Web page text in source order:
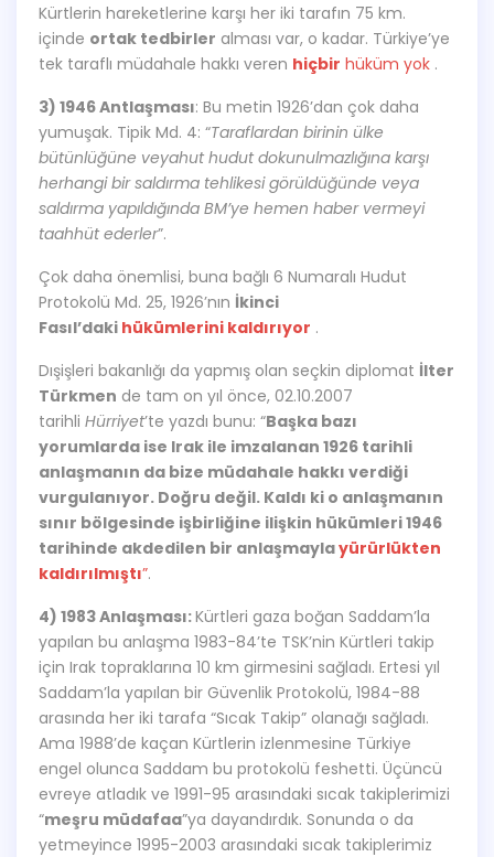
Kürtlerin hareketlerine karşı her iki tarafın 75 km.
içinde ortak tedbirler alması var, o kadar. Türkiye’ye
tek taraflı müdahale hakkı veren hiçbir hüküm yok .
3) 1946 Antlaşması: Bu metin 1926’dan çok daha
yumuşak. Tipik Md. 4: “Taraflardan birinin ülke
bütünlüğüne veyahut hudut dokunulmazlığına karşı
herhangi bir saldırma tehlikesi görüldüğünde veya
saldırma yapıldığında BM’ye hemen haber vermeyi
taahhüt ederler”.
Çok daha önemlisi, buna bağlı 6 Numaralı Hudut
Protokolü Md. 25, 1926’nın İkinci
Fasıl’daki hükümlerini kaldırıyor .
Dışişleri bakanlığı da yapmış olan seçkin diplomat İlter
Türkmen de tam on yıl önce, 02.10.2007
tarihli Hürriyet’te yazdı bunu: “Başka bazı
yorumlarda ise Irak ile imzalanan 1926 tarihli
anlaşmanın da bize müdahale hakkı verdiği
vurgulanıyor. Doğru değil. Kaldı ki o anlaşmanın
sınır bölgesinde işbirliğine ilişkin hükümleri 1946
tarihinde akdedilen bir anlaşmaylayürürlükten
kaldırılmıştı”.
4) 1983 Anlaşması:Kürtleri gaza boğan Saddam’la
yapılan bu anlaşma 1983-84’te TSK’nin Kürtleri takip
için Irak topraklarına 10 km girmesini sağladı. Ertesi yıl
Saddam’la yapılan bir Güvenlik Protokolü, 1984-88
arasında her iki tarafa “Sıcak Takip” olanağı sağladı.
Ama 1988’de kaçan Kürtlerin izlenmesine Türkiye
engel olunca Saddam bu protokolü feshetti. Üçüncü
evreye atladık ve 1991-95 arasındaki sıcak takiplerimizi
“meşru müdafaa”ya dayandırdık. Sonunda o da
yetmeyince 1995-2003 arasındaki sıcak takiplerimiz